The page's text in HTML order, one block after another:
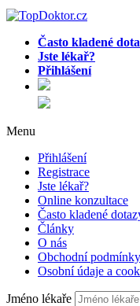
Často kladené
Jste lékař?
Přihlášení
Menu
Přihlášení
Registrace
Jste lékař?
Online konzultace
Často kladené
Články
O nás
Obchodní podmínky
Osobní údaje a
Jméno lékaře